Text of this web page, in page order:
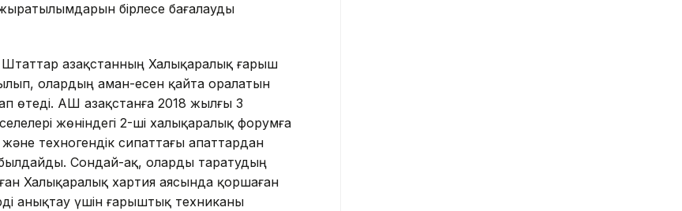
бірлесе бағалауды
Штаттар Қазақстанның Халықаралық ғарыш
олардың аман-есен қайта оралатын
АҚШ Қазақстанға 2018 жылғы 3
жөніндегі 2-ші халықаралық форумға
техногендік сипаттағы апаттардан
Сондай-ақ, оларды таратудың
Халықаралық хартия аясында қоршаған
анықтау үшін ғарыштық техниканы